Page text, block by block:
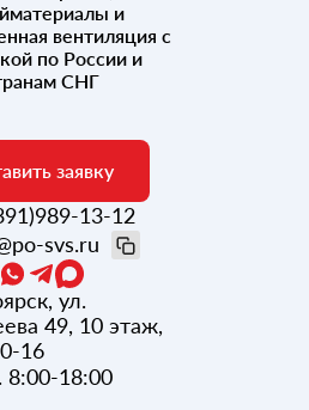
и
вентиляция с
по России и
СНГ
заявку
13-12
svs.ru
, ул.
49, 10 этаж,
16
8:00-18:00